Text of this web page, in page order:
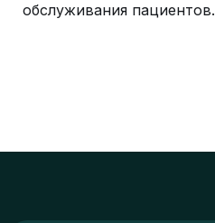
обслуживания пациентов.